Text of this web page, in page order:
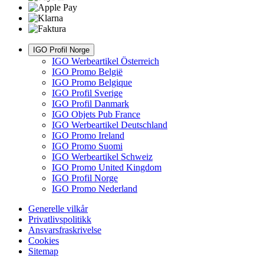
IGO Profil Norge
IGO Werbeartikel Österreich
IGO Promo België
IGO Promo Belgique
IGO Profil Sverige
IGO Profil Danmark
IGO Objets Pub France
IGO Werbeartikel Deutschland
IGO Promo Ireland
IGO Promo Suomi
IGO Werbeartikel Schweiz
IGO Promo United Kingdom
IGO Profil Norge
IGO Promo Nederland
Generelle vilkår
Privatlivspolitikk
Ansvarsfraskrivelse
Cookies
Sitemap